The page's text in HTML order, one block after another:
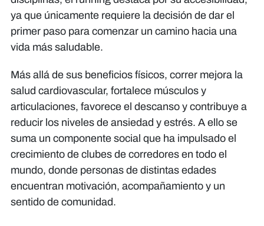
ya que únicamente requiere la decisión de dar el
primer paso para comenzar un camino hacia una
vida más saludable.
Más allá de sus beneficios físicos, correr mejora la
salud cardiovascular, fortalece músculos y
articulaciones, favorece el descanso y contribuye a
reducir los niveles de ansiedad y estrés. A ello se
suma un componente social que ha impulsado el
crecimiento de clubes de corredores en todo el
mundo, donde personas de distintas edades
encuentran motivación, acompañamiento y un
sentido de comunidad.